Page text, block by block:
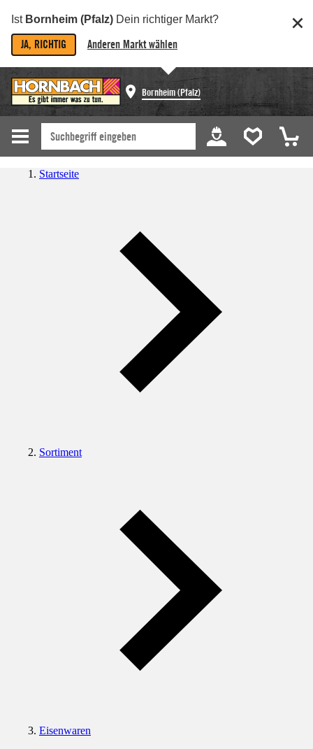
Ist Bornheim (Pfalz) Dein richtiger Markt?
JA, RICHTIG Anderen Markt wählen
Bornheim (Pfalz)
Startseite
Sortiment
Eisenwaren